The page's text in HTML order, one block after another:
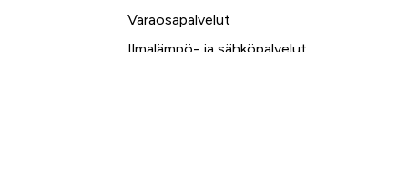
Varaosapalvelut
Ilmalämpö- ja sähköpalvelut